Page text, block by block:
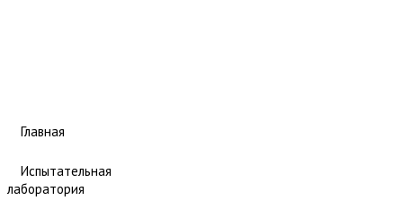
Главная
Испытательная
лаборатория